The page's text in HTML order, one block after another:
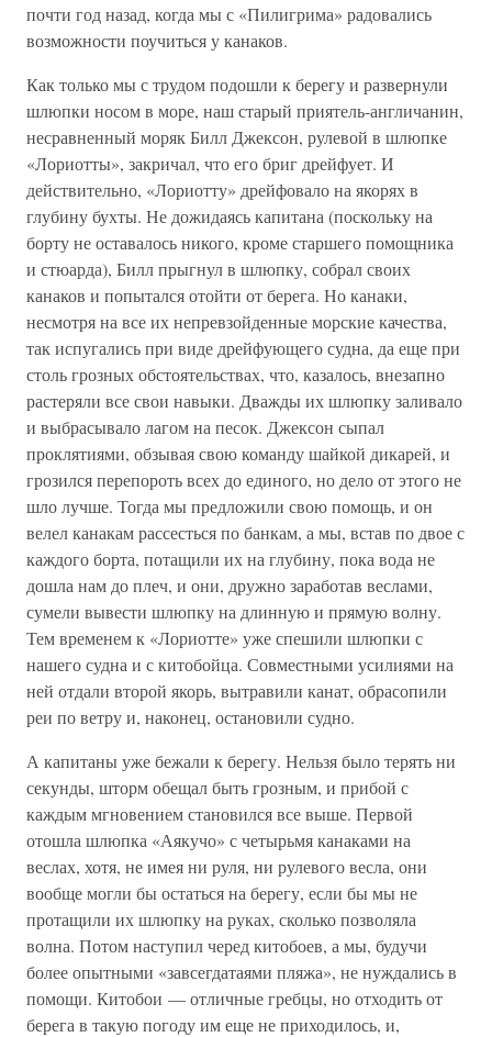
почти год назад, когда мы с «Пилигрима» радовались
возможности поучиться у канаков.
Как только мы с трудом подошли к берегу и развернули
шлюпки носом в море, наш старый приятель-англичанин,
несравненный моряк Билл Джексон, рулевой в шлюпке
«Лориотты», закричал, что его бриг дрейфует. И
действительно, «Лориотту» дрейфовало на якорях в
глубину бухты. Не дожидаясь капитана (поскольку на
борту не оставалось никого, кроме старшего помощника
и стюарда), Билл прыгнул в шлюпку, собрал своих
канаков и попытался отойти от берега. Но канаки,
несмотря на все их непревзойденные морские качества,
так испугались при виде дрейфующего судна, да еще при
столь грозных обстоятельствах, что, казалось, внезапно
растеряли все свои навыки. Дважды их шлюпку заливало
и выбрасывало лагом на песок. Джексон сыпал
проклятиями, обзывая свою команду шайкой дикарей, и
грозился перепороть всех до единого, но дело от этого не
шло лучше. Тогда мы предложили свою помощь, и он
велел канакам рассесться по банкам, а мы, встав по двое с
каждого борта, потащили их на глубину, пока вода не
дошла нам до плеч, и они, дружно заработав веслами,
сумели вывести шлюпку на длинную и прямую волну.
Тем временем к «Лориотте» уже спешили шлюпки с
нашего судна и с китобойца. Совместными усилиями на
ней отдали второй якорь, вытравили канат, обрасопили
реи по ветру и, наконец, остановили судно.
А капитаны уже бежали к берегу. Нельзя было терять ни
секунды, шторм обещал быть грозным, и прибой с
каждым мгновением становился все выше. Первой
отошла шлюпка «Аякучо» с четырьмя канаками на
веслах, хотя, не имея ни руля, ни рулевого весла, они
вообще могли бы остаться на берегу, если бы мы не
протащили их шлюпку на руках, сколько позволяла
волна. Потом наступил черед китобоев, а мы, будучи
более опытными «завсегдатаями пляжа», не нуждались в
помощи. Китобои — отличные гребцы, но отходить от
берега в такую погоду им еще не приходилось, и,